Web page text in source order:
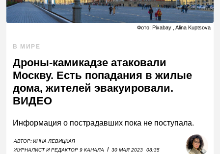
Фото: Pixabay , Alina Kuptsova
В МИРЕ
Дроны-камикадзе атаковали
Москву. Есть попадания в жилые
дома, жителей эвакуировали.
ВИДЕО
Информация о пострадавших пока не поступала.
АВТОР:ИННА ЛЕВИЦКАЯ
ЖУРНАЛИСТ И РЕДАКТОР 9 КАНАЛА
I 30 МАЯ 2023 08:35